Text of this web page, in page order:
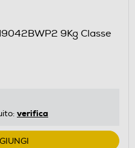
9Kg Classe
verifica